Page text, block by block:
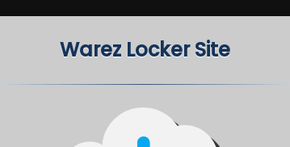
Warez Locker Site